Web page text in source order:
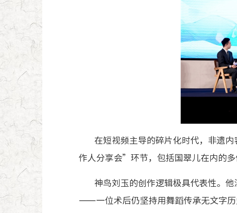
在短视频主导的碎片化时代，非遗
作人分享会”环节，包括国翠儿在内
神鸟刘玉的创作逻辑极具代表性。
——一位术后仍坚持用舞蹈传承无文字历